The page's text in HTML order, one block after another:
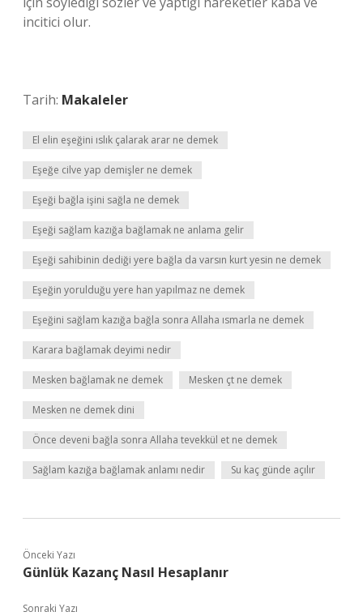
incitici olur.
Tarih: Makaleler
El elin eşeğini ıslık çalarak arar ne demek
Eşeğe cilve yap demişler ne demek
Eşeği bağla işini sağla ne demek
Eşeği sağlam kazığa bağlamak ne anlama gelir
Eşeği sahibinin dediği yere bağla da varsın kurt yesin ne demek
Eşeğin yorulduğu yere han yapılmaz ne demek
Eşeğini sağlam kazığa bağla sonra Allaha ısmarla ne demek
Karara bağlamak deyimi nedir
Mesken bağlamak ne demek Mesken çt ne demek
Mesken ne demek dini
Önce deveni bağla sonra Allaha tevekkül et ne demek
Sağlam kazığa bağlamak anlamı nedir Su kaç günde açılır
Önceki Yazı
Günlük Kazanç Nasıl Hesaplanır
Sonraki Yazı